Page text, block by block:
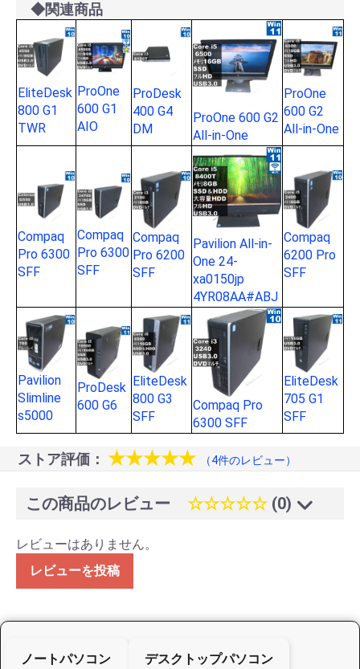
◆関連商品
EliteDesk
800 G1
TWR
ProOne
600 G1
AIO
ProDesk
400 G4
DM
ProOne 600 G2
All-in-One
ProOne
600 G2
All-in-One
Compaq
Pro 6300
SFF
Compaq
Pro 6300
SFF
Compaq
Pro 6200
SFF
Pavilion All-in-
One 24-
xa0150jp
4YR08AA#ABJ
Compaq
6200 Pro
SFF
Pavilion
Slimline
s5000
ProDesk
600 G6
EliteDesk
800 G3
SFF
Compaq Pro
6300 SFF
EliteDesk
705 G1
SFF
ストア評価： ★★★★★ （4件のレビュー）
この商品のレビュー ☆☆☆☆☆ (0)
レビューはありません。
レビューを投稿
ノートパソコン デスクトップパソコン